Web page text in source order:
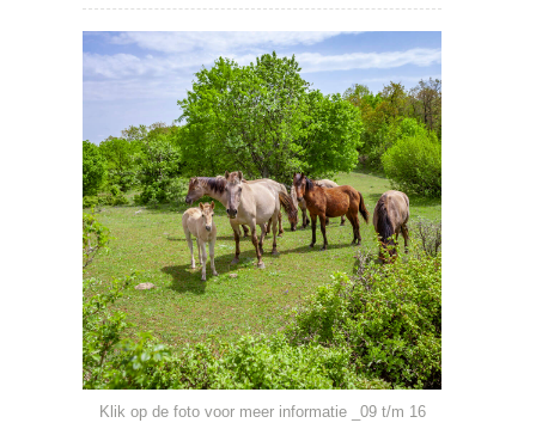
Klik op de foto voor meer informatie _09 t/m 16